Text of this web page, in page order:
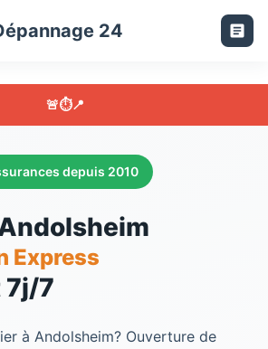
24
🚨⏱️📍
depuis 2010
Express
7j/7
à Andolsheim? Ouverture de